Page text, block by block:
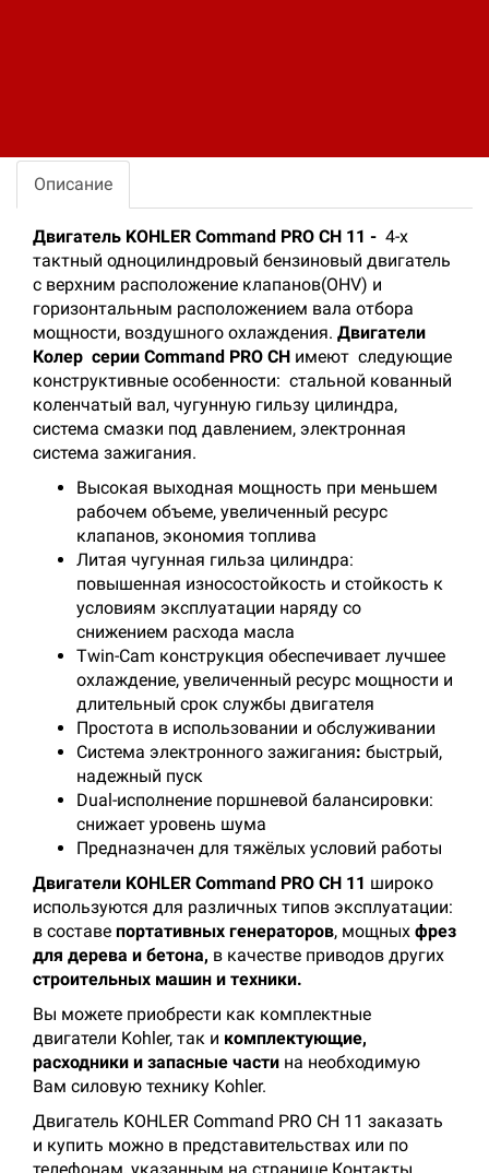
Описание
Двигатель KOHLER Command PRO CH 11 - 4-х
тактный одноцилиндровый бензиновый двигатель
с верхним расположение клапанов(OHV) и
горизонтальным расположением вала отбора
мощности, воздушного охлаждения. Двигатели
Колер серии Command PRO CH имеют следующие
конструктивные особенности: стальной кованный
коленчатый вал, чугунную гильзу цилиндра,
система смазки под давлением, электронная
система зажигания.
Высокая выходная мощность при меньшем
рабочем объеме, увеличенный ресурс
клапанов, экономия топлива
Литая чугунная гильза цилиндра:
повышенная износостойкость и стойкость к
условиям эксплуатации наряду со
снижением расхода масла
Twin-Cam конструкция обеспечивает лучшее
охлаждение, увеличенный ресурс мощности и
длительный срок службы двигателя
Простота в использовании и обслуживании
Система электронного зажигания: быстрый,
надежный пуск
Dual-исполнение поршневой балансировки:
снижает уровень шума
Предназначен для тяжёлых условий работы
Двигатели KOHLER Command PRO CH 11 широко
используются для различных типов эксплуатации:
в составе портативных генераторов, мощных фрез
для дерева и бетона, в качестве приводов других
строительных машин и техники.
Вы можете приобрести как комплектные
двигатели Kohler, так и комплектующие,
расходники и запасные части на необходимую
Вам силовую технику Kohler.
Двигатель KOHLER Command PRO CH 11 заказать
и купить можно в представительствах или по